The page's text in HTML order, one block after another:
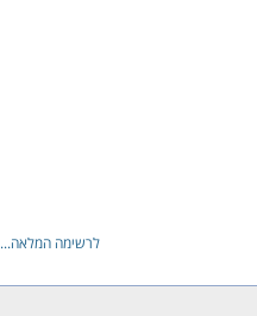
לרשימה המלאה...